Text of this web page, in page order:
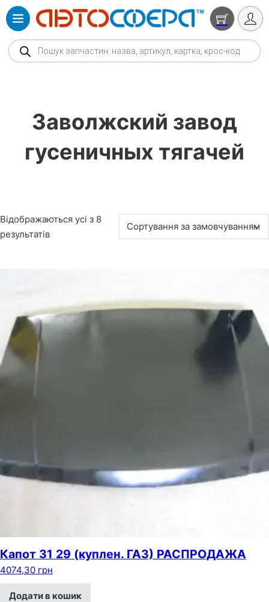
Products search
Заволжский завод
гусеничных тягачей
Відображаються усі з 8
результатів
Капот 31 29 (куплен. ГАЗ) РАСПРОДАЖА
4074,30 грн
Додати в кошик